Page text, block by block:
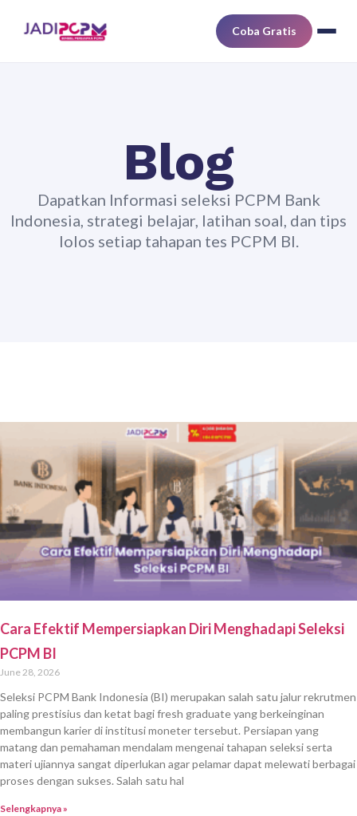
Coba Gratis
Blog
Dapatkan Informasi seleksi PCPM Bank
Indonesia, strategi belajar, latihan soal, dan tips
lolos setiap tahapan tes PCPM BI.
Cara Efektif Mempersiapkan Diri Menghadapi Seleksi
PCPM BI
June 28, 2026
Seleksi PCPM Bank Indonesia (BI) merupakan salah satu jalur rekrutmen
paling prestisius dan ketat bagi fresh graduate yang berkeinginan
membangun karier di institusi moneter tersebut. Persiapan yang
matang dan pemahaman mendalam mengenai tahapan seleksi serta
materi ujiannya sangat diperlukan agar pelamar dapat melewati berbagai
proses dengan sukses. Salah satu hal
Selengkapnya »